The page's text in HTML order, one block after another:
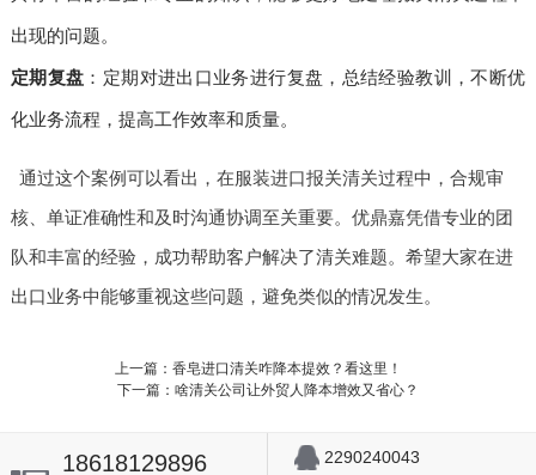
出现的问题。
定期复盘 ：定期对进出口业务进行复盘，总结经验教训，不断优
化业务流程，提高工作效率和质量。
通过这个案例可以看出，在服装进口报关清关过程中，合规审
核、单证准确性和及时沟通协调至关重要。优鼎嘉凭借专业的团
队和丰富的经验，成功帮助客户解决了清关难题。希望大家在进
出口业务中能够重视这些问题，避免类似的情况发生。
上一篇：香皂进口清关咋降本提效？看这里！
下一篇：啥清关公司让外贸人降本增效又省心？
18618129896 2290240043